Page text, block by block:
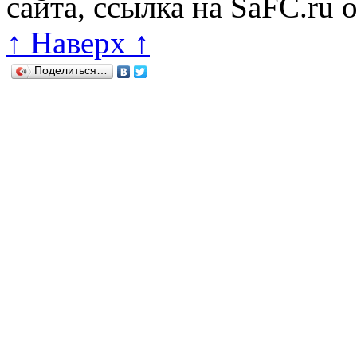
сайта, ссылка на SaFC.ru
↑ Наверх ↑
Поделиться…